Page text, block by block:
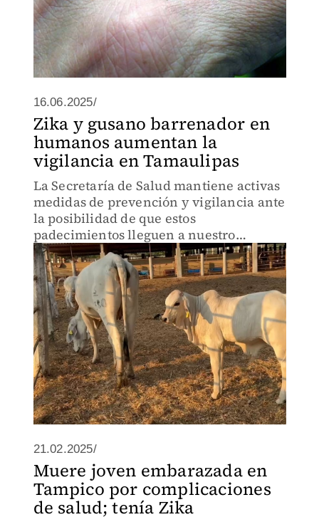
16.06.2025/
Zika y gusano barrenador en
humanos aumentan la
vigilancia en Tamaulipas
La Secretaría de Salud mantiene activas
medidas de prevención y vigilancia ante
la posibilidad de que estos
padecimientos lleguen a nuestro
territorio, informó el epidemiólogo
estatal, Sergio Eduardo Uriegas
21.02.2025/
Muere joven embarazada en
Tampico por complicaciones
de salud; tenía Zika